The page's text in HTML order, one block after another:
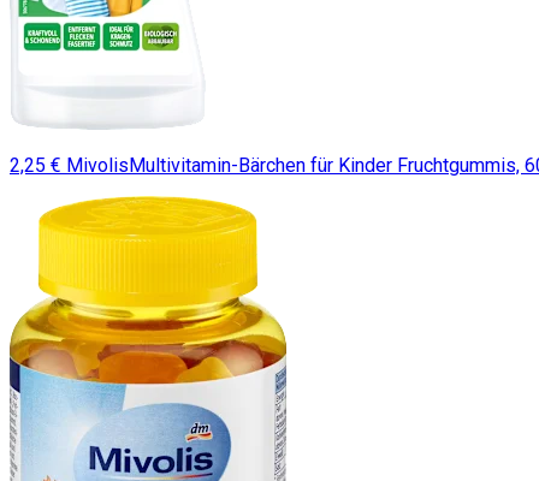
2,25 € MivolisMultivitamin-Bärchen für Kinder Fruchtgummis,